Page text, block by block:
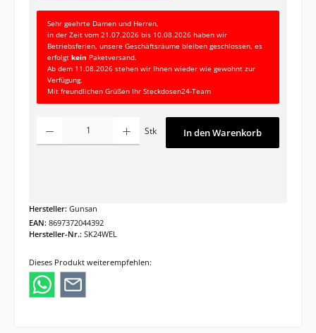
Sehr geehrte Damen und Herren,
in der Zeit vom 21.07.2026 bis 10.08.2026 haben wir
Betriebsferien, unsere Geschäftsräume bleiben geschlossen, es
erfolgtkein Paketversand.
Ab dem 11.08.2026 stehen wir Ihnen wieder wie gewohnt zur
Verfügung.
Mit freundlichen Grüßen Ihr Steckdosen24-Team
Produkt Anzahl: Gib den gewünschten Wert ein oder benutze die
Stk In den Warenkorb
Hersteller: Gunsan
EAN: 8697372044392
Hersteller-Nr.: SK24WEL
Dieses Produkt weiterempfehlen: